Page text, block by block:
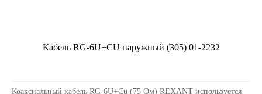
Кабель RG-6U+CU наружный (305) 01-2232
Коаксиальный кабель RG-6U+Cu (75 Ом) REXANT используется